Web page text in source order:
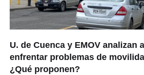
U. de Cuenca y EMOV analizan
enfrentar problemas de
¿Qué proponen?